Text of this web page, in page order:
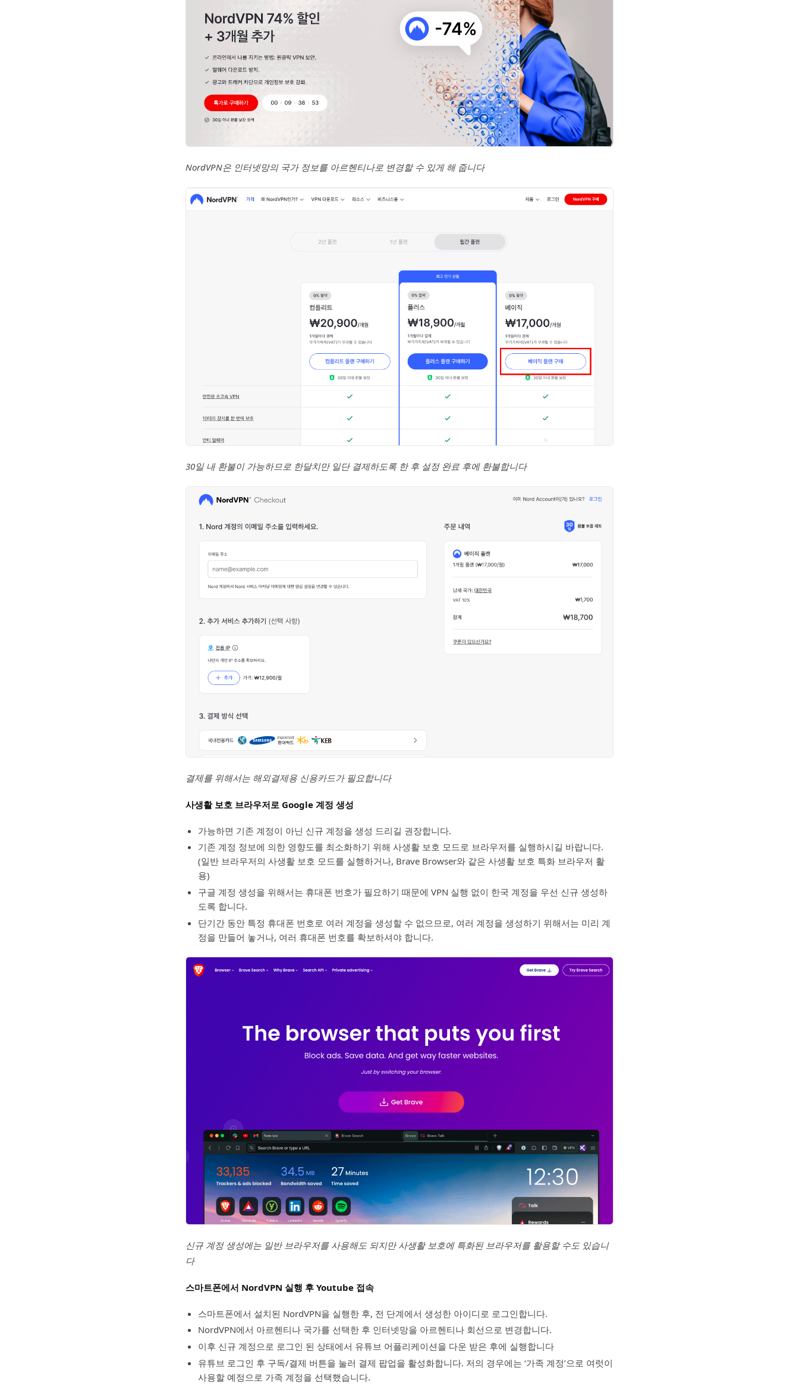
NordVPN은 인터넷망의 국가 정보를 아르헨티나로 변경할 수 있게 해 줍니다
30일 내 환불이 가능하므로 한달치만 일단 결제하도록 한 후 설정 완료 후에 환불합니다
결제를 위해서는 해외결제용 신용카드가 필요합니다
사생활 보호 브라우저로 Google 계정 생성
가능하면 기존 계정이 아닌 신규 계정을 생성 드리길 권장합니다.
기존 계정 정보에 의한 영향도를 최소화하기 위해 사생활 보호 모드로 브라우저를 실행하시길 바랍니다.
(일반 브라우저의 사생활 보호 모드를 실행하거나, Brave Browser와 같은 사생활 보호 특화 브라우저 활
용)
구글 계정 생성을 위해서는 휴대폰 번호가 필요하기 때문에 VPN 실행 없이 한국 계정을 우선 신규 생성하
도록 합니다.
단기간 동안 특정 휴대폰 번호로 여러 계정을 생성할 수 없으므로, 여러 계정을 생성하기 위해서는 미리 계
정을 만들어 놓거나, 여러 휴대폰 번호를 확보하셔야 합니다.
신규 계정 생성에는 일반 브라우저를 사용해도 되지만 사생활 보호에 특화된 브라우저를 활용할 수도 있습니
다
스마트폰에서 NordVPN 실행 후 Youtube 접속
스마트폰에서 설치된 NordVPN을 실행한 후, 전 단계에서 생성한 아이디로 로그인합니다.
NordVPN에서 아르헨티나 국가를 선택한 후 인터넷망을 아르헨티나 회선으로 변경합니다.
이후 신규 계정으로 로그인 된 상태에서 유튜브 어플리케이션을 다운 받은 후에 실행합니다
유튜브 로그인 후 구독/결제 버튼을 눌러 결제 팝업을 활성화합니다. 저의 경우에는 ‘가족 계정’으로 여럿이
사용할 예정으로 가족 계정을 선택했습니다.